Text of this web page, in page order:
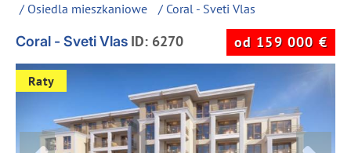
/ Osiedla mieszkaniowe / Coral - Sveti Vlas
Coral - Sveti Vlas ID: 6270 od 159 000 €
Raty